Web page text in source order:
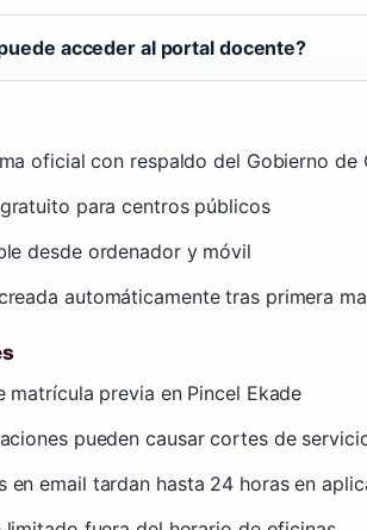
acceder al portal docente?
oficial con respaldo del Gobierno de
para centros públicos
desde ordenador y móvil
automáticamente tras primera
matrícula previa en Pincel Ekade
pueden causar cortes de
en email tardan hasta 24 horas en